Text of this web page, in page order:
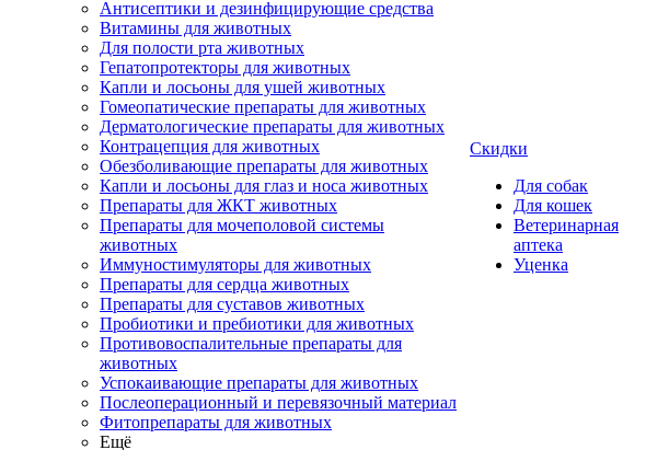
Антисептики и дезинфицирующие средства
Витамины для животных
Для полости рта животных
Гепатопротекторы для животных
Капли и лосьоны для ушей животных
Гомеопатические препараты для животных
Дерматологические препараты для животных
Контрацепция для животных
Обезболивающие препараты для животных
Капли и лосьоны для глаз и носа животных
Препараты для ЖКТ животных
Препараты для мочеполовой системы
животных
Иммуностимуляторы для животных
Препараты для сердца животных
Препараты для суставов животных
Пробиотики и пребиотики для животных
Противовоспалительные препараты для
животных
Успокаивающие препараты для животных
Послеоперационный и перевязочный материал
Фитопрепараты для животных
Ещё
Скидки
Для собак
Для кошек
Ветеринарная
аптека
Уценка